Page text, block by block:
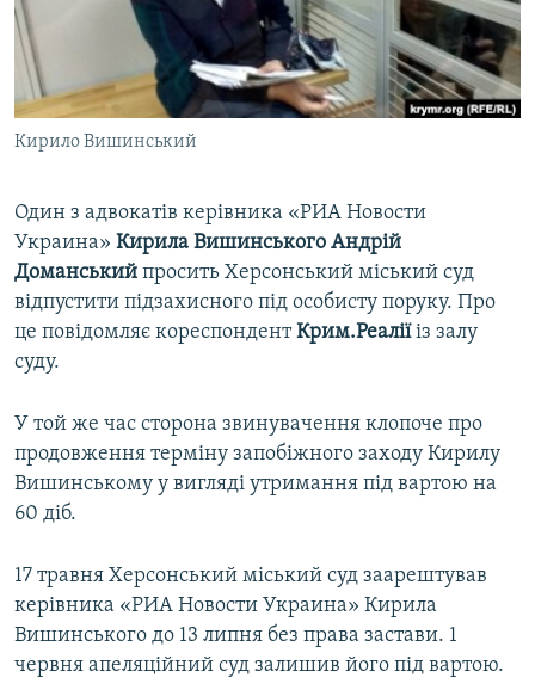
ВІДЕОУРОКИ «ELIFBE»
СВІДЧЕННЯ ОКУПАЦІЇ
УКРАЇНСЬКА ПРОБЛЕМА КРИМУ
ІНФОГРАФІКА
Русский
Qırımtatar
ДОЛУЧАЙСЯ!
Усі сайти RFE/RL
Кирило Вишинський
Один з адвокатів керівника «РИА Новости
Украина» Кирила Вишинського Андрій
Доманський просить Херсонський міський суд
відпустити підзахисного під особисту поруку. Про
це повідомляє кореспондентКрим.Реаліїіз залу
суду.
У той же час сторона звинувачення клопоче про
продовження терміну запобіжного заходу Кирилу
Вишинському у вигляді утримання під вартою на
60 діб.
17 травня Херсонський міський суд заарештував
керівника «РИА Новости Украина» Кирила
Вишинського до 13 липня без права застави. 1
червня апеляційний суд залишив його під вартою.